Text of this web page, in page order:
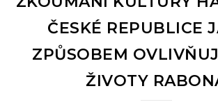
ČESKÉ REPUBLICE
ZPŮSOBEM
ŽIVOTY